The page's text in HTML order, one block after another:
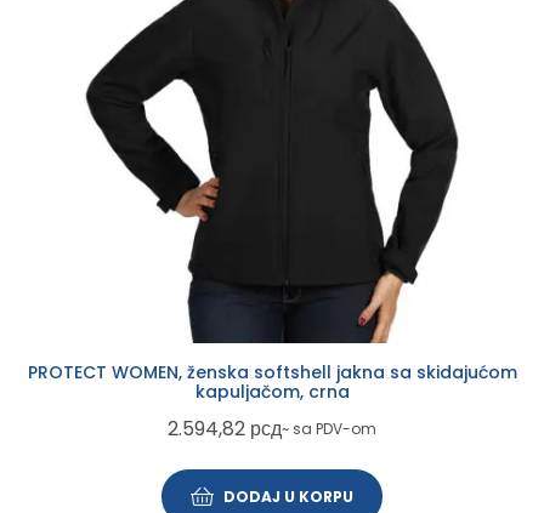
PROTECT WOMEN, ženska softshell jakna sa skidajućom
kapuljačom, crna
2.594,82 рсд~ sa PDV-om
DODAJ U KORPU